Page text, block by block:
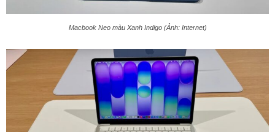
Macbook Neo màu Xanh Indigo (Ảnh: Internet)